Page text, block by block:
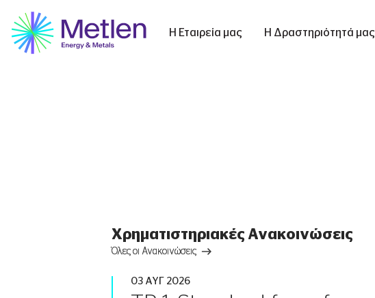
Η Εταιρεία μας Η Δραστηριότητά μας
Χρηματιστηριακές Ανακοινώσεις
Όλες οι Ανακοινώσεις
03 ΑΥΓ 2026